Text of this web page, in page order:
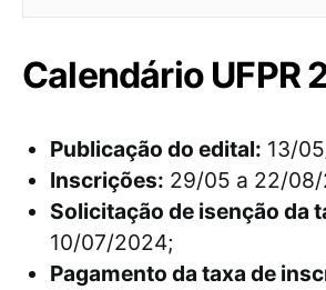
Calendário UFPR
Publicação do edital: 13/
Inscrições: 29/05 a 22/
Solicitação de isenção da
10/07/2024;
Pagamento da taxa de